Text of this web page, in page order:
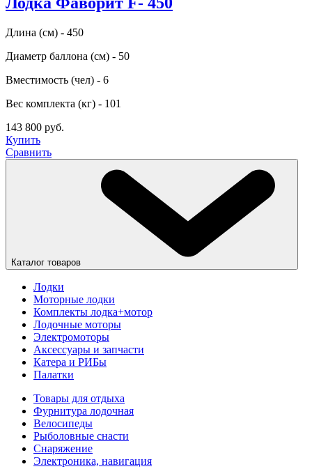
Длина (см) - 450
Диаметр баллона (см) - 50
Вместимость (чел) - 6
Вес комплекта (кг) - 101
143 800 руб.
Купить
Сравнить
Каталог товаров
Лодки
Моторные лодки
Комплекты лодка+мотор
Лодочные моторы
Электромоторы
Аксессуары и запчасти
Катера и РИБы
Палатки
Товары для отдыха
Фурнитура лодочная
Велосипеды
Рыболовные снасти
Снаряжение
Электроника, навигация